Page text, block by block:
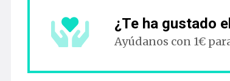
¿Te ha gustado
Ayúdanos con 1€